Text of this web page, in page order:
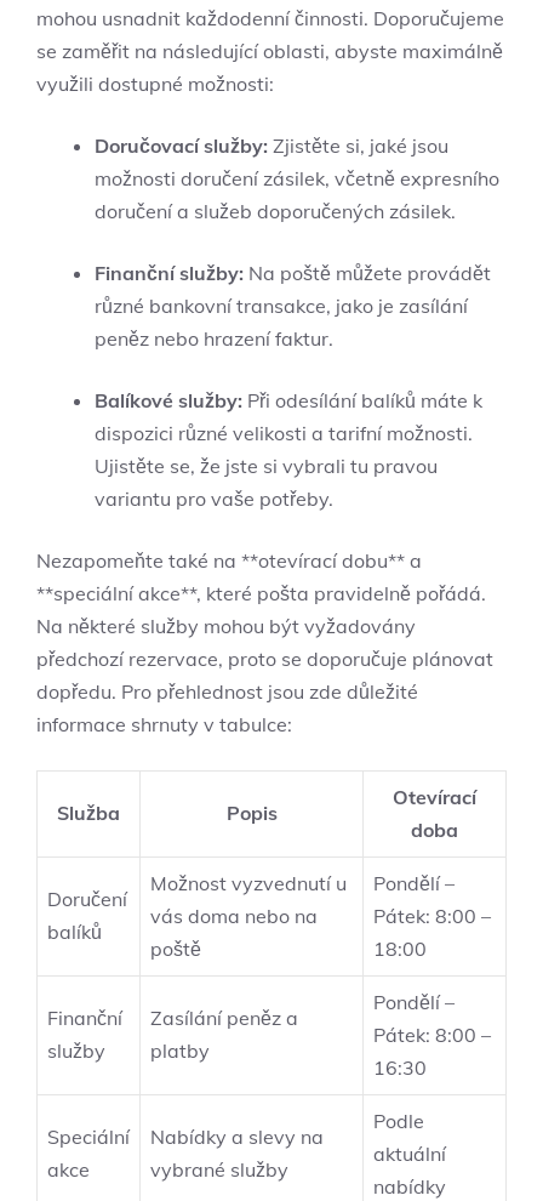
mohou usnadnit každodenní činnosti. Doporučujeme
se zaměřit na následující oblasti, abyste maximálně
využili dostupné možnosti:
Doručovací služby: Zjistěte si, jaké jsou
možnosti doručení zásilek, včetně expresního
doručení a služeb doporučených zásilek.
Finanční služby: Na poště můžete provádět
různé bankovní transakce, jako je zasílání
peněz nebo hrazení faktur.
Balíkové služby: Při odesílání balíků máte k
dispozici různé velikosti a tarifní možnosti.
Ujistěte se, že jste si vybrali tu pravou
variantu pro vaše potřeby.
Nezapomeňte také na **otevírací dobu** a
**speciální akce**, které pošta pravidelně pořádá.
Na některé služby mohou být vyžadovány
předchozí rezervace, proto se doporučuje plánovat
dopředu. Pro přehlednost jsou zde důležité
informace shrnuty v tabulce:
Služba Popis
Otevírací
doba
Doručení
balíků
Možnost vyzvednutí u
vás doma nebo na
poště
Pondělí –
Pátek: 8:00 –
18:00
Finanční
služby
Zasílání peněz a
platby
Pondělí –
Pátek: 8:00 –
16:30
Speciální
akce
Nabídky a slevy na
vybrané služby
Podle
aktuální
nabídky